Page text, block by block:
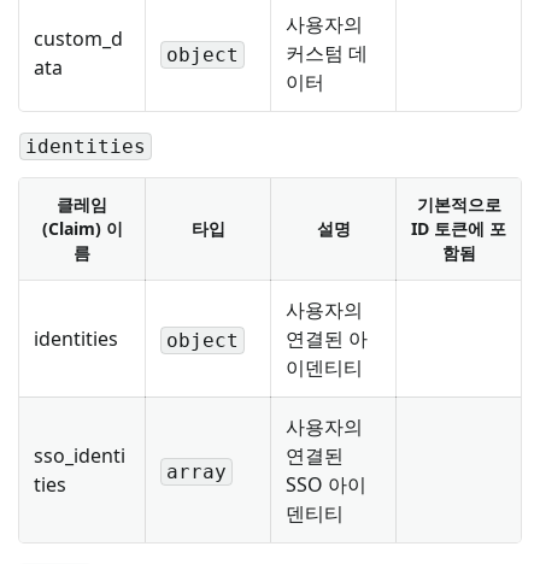
custom_d
ata
object
사용자의
커스텀 데
이터
identities
클레임
(Claim) 이
름
타입 설명
기본적으로
ID 토큰에 포
함됨
identities object
사용자의
연결된 아
이덴티티
sso_identi
ties
array
사용자의
연결된
SSO 아이
덴티티